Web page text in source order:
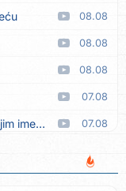
08.08
08.08
08.08
07.08
Smetko) 07.08
Smetko) 07.08